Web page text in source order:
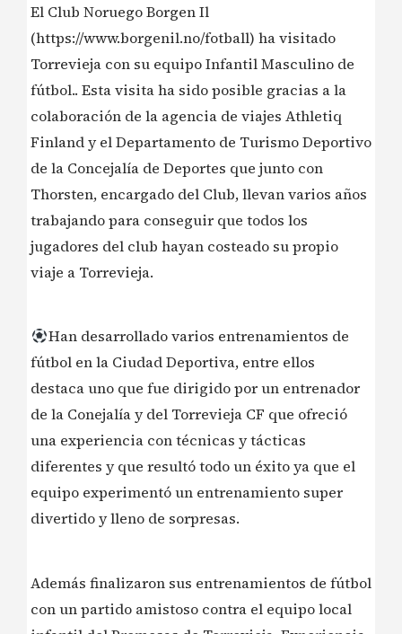
El Club Noruego Borgen Il
(https://www.borgenil.no/fotball) ha visitado
Torrevieja con su equipo Infantil Masculino de
fútbol.. Esta visita ha sido posible gracias a la
colaboración de la agencia de viajes Athletiq
Finland y el Departamento de Turismo Deportivo
de la Concejalía de Deportes que junto con
Thorsten, encargado del Club, llevan varios años
trabajando para conseguir que todos los
jugadores del club hayan costeado su propio
viaje a Torrevieja.
Han desarrollado varios entrenamientos de
fútbol en la Ciudad Deportiva, entre ellos
destaca uno que fue dirigido por un entrenador
de la Conejalía y del Torrevieja CF que ofreció
una experiencia con técnicas y tácticas
diferentes y que resultó todo un éxito ya que el
equipo experimentó un entrenamiento super
divertido y lleno de sorpresas.
Además finalizaron sus entrenamientos de fútbol
con un partido amistoso contra el equipo local